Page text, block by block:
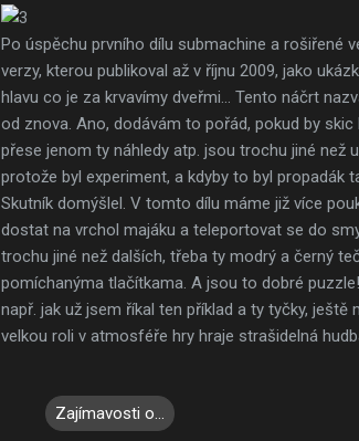
Po úspěchu prvního dílu submachine a rošiřené
verzy, kterou publikoval až v říjnu 2009, jako
hlavu co je za krvavímy dveřmi... Tento náčrt
od znova. Ano, dodávám to pořád, pokud by
přese jenom ty náhledy atp. jsou trochu jiné než
protože byl experiment, a kdyby to byl propadák
Skutník domýšlel. V tomto dílu máme již více
dostat na vrchol majáku a teleportovat se do
trochu jiné než dalších, třeba ty modrý a černý
pomíchanýma tlačítkama. A jsou to dobré
např. jak už jsem říkal ten příklad a ty tyčky,
velkou roli v atmosféře hry hraje strašidelná
Zajímavosti o...